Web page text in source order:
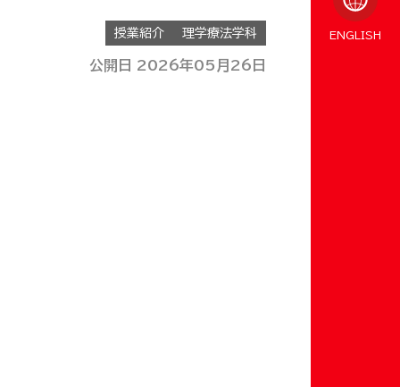
ENGLISH
授業紹介 理学療法学科
公開日 2026年05月26日